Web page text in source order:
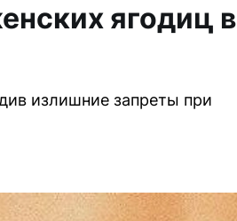
ягодиц в
излишние запреты при